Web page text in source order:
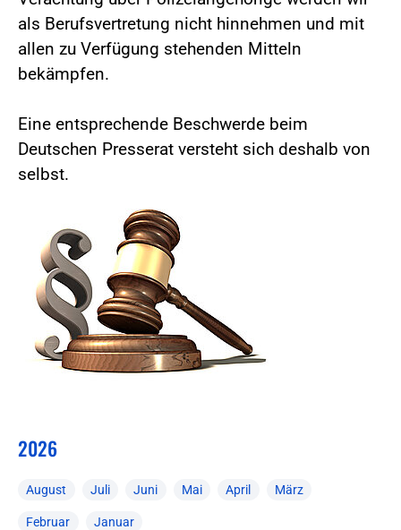
als Berufsvertretung nicht hinnehmen und mit
allen zu Verfügung stehenden Mitteln
bekämpfen.
Eine entsprechende Beschwerde beim
Deutschen Presserat versteht sich deshalb von
selbst.
2026
August Juli Juni Mai April März
Februar Januar